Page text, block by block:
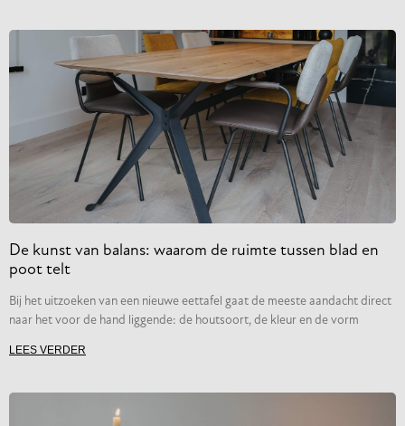
De kunst van balans: waarom de ruimte tussen blad en
poot telt
Bij het uitzoeken van een nieuwe eettafel gaat de meeste aandacht direct
naar het voor de hand liggende: de houtsoort, de kleur en de vorm
LEES VERDER